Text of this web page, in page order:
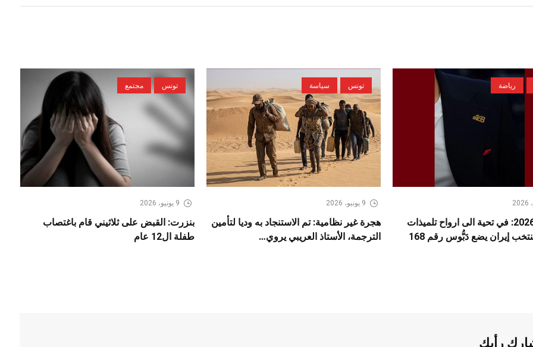
رياضة
مونديال 2026: في تحية الى ارواح تلميذات
إيران يضع دَبُّوس رقم 168
تونس سياسة
9 يونيو، 2026
هجرة غير نظامية: تم الاستنجاد به وديا لتأمين
الترجمة، الأستاذ العريبي يروي…
تونس مجتمع
9 يونيو، 2026
بنزرت: القبض على ثلاثيني قام باغتصاب
طفلة ال12 عام